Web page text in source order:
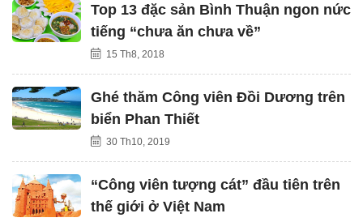
Top 13 đặc sản Bình Thuận ngon nức
tiếng “chưa ăn chưa về”
15 Th8, 2018
Ghé thăm Công viên Đồi Dương trên
biển Phan Thiết
30 Th10, 2019
“Công viên tượng cát” đầu tiên trên
thế giới ở Việt Nam